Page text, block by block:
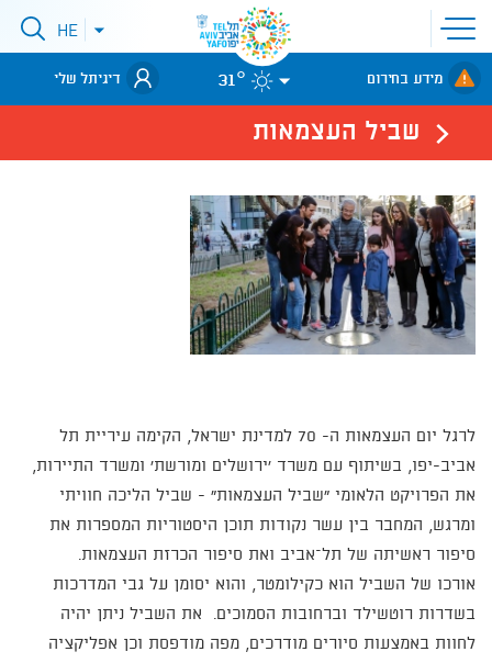
פתיחת
תפריט
אתר
לאתר עיריית
תל-אביב
פתיחתHE
מידע בחירום 31° דיגיתל שלי
שביל העצמאות
לרגל יום העצמאות ה- 70 למדינת ישראל, הקימה עיריית תל
אביב-יפו, בשיתוף עם משרד 'ירושלים ומורשת' ומשרד התיירות,
את הפרויקט הלאומי ״שביל העצמאות" - שביל הליכה חוויתי
ומרגש, המחבר בין עשר נקודות תוכן היסטוריות המספרות את
סיפור ראשיתה של תל–אביב ואת סיפור הכרזת העצמאות.
אורכו של השביל הוא כקילומטר, והוא יסומן על גבי המדרכות
בשדרות רוטשילד וברחובות הסמוכים. את השביל ניתן יהיה
לחוות באמצעות סיורים מודרכים, מפה מודפסת וכן אפליקציה